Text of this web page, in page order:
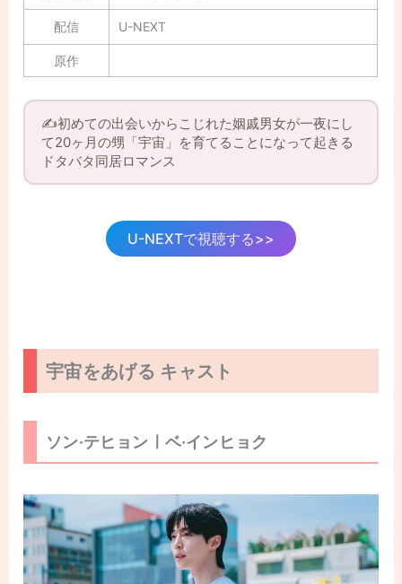
配信 U-NEXT
原作
✍️初めての出会いからこじれた姻戚男女が一夜にし
て20ヶ月の甥「宇宙」を育てることになって起きる
ドタバタ同居ロマンス
U-NEXTで視聴する>>
宇宙をあげる キャスト
ソン·テヒョンㅣベ·インヒョク